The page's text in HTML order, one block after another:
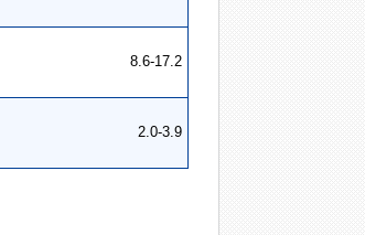
8.6-17.2
2.0-3.9